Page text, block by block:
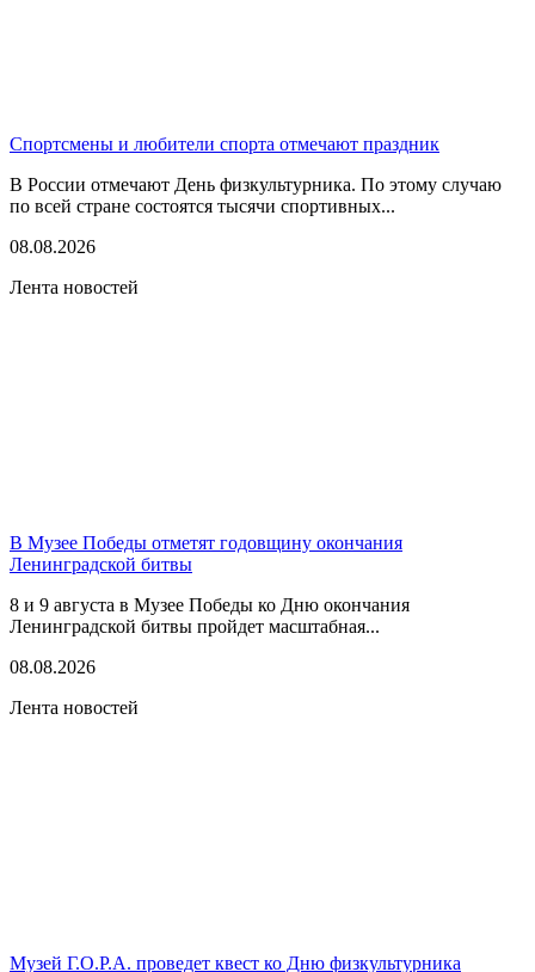
Спортсмены и любители спорта отмечают праздник
В России отмечают День физкультурника. По этому случаю
по всей стране состоятся тысячи спортивных...
08.08.2026
Лента новостей
В Музее Победы отметят годовщину окончания
Ленинградской битвы
8 и 9 августа в Музее Победы ко Дню окончания
Ленинградской битвы пройдет масштабная...
08.08.2026
Лента новостей
Музей Г.О.Р.А. проведет квест ко Дню физкультурника